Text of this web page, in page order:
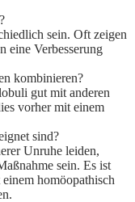
sein. Oft zeigen
eine Verbesserung
kombinieren?
gut mit anderen
vorher mit einem
sind?
Unruhe leiden,
sein. Es ist
homöopathisch